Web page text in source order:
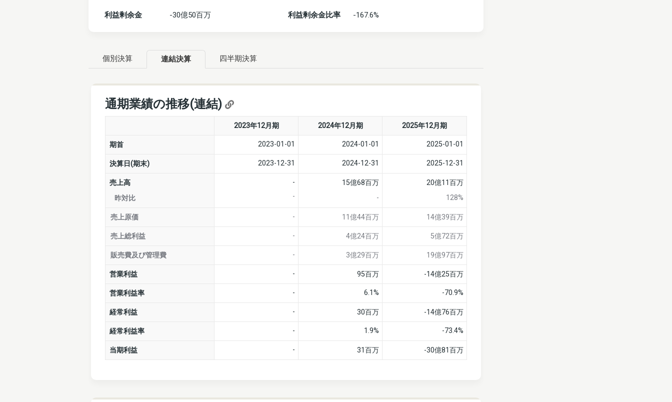
利益剰余金 -30億50百万 利益剰余金比率 -167.6%
個別決算 連結決算 四半期決算
通期業績の推移(連結)
2023年12月期 2024年12月期 2025年12月期
期首 2023-01-01 2024-01-01 2025-01-01
決算日(期末) 2023-12-31 2024-12-31 2025-12-31
売上高
昨対比
-
-
15億68百万
-
20億11百万
128%
売上原価 - 11億44百万 14億39百万
売上総利益 - 4億24百万 5億72百万
販売費及び管理費 - 3億29百万 19億97百万
営業利益 - 95百万 -14億25百万
営業利益率 - 6.1% -70.9%
経常利益 - 30百万 -14億76百万
経常利益率 - 1.9% -73.4%
当期利益 - 31百万 -30億81百万